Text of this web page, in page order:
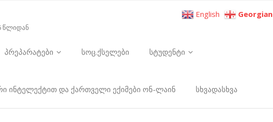
წლიდან
პრეპარატები სოც.ქსელები სტუდენტი
ინტელექტით და ქართველი ექიმები ონ-ლაინ სხვადასხვა
English Georgian